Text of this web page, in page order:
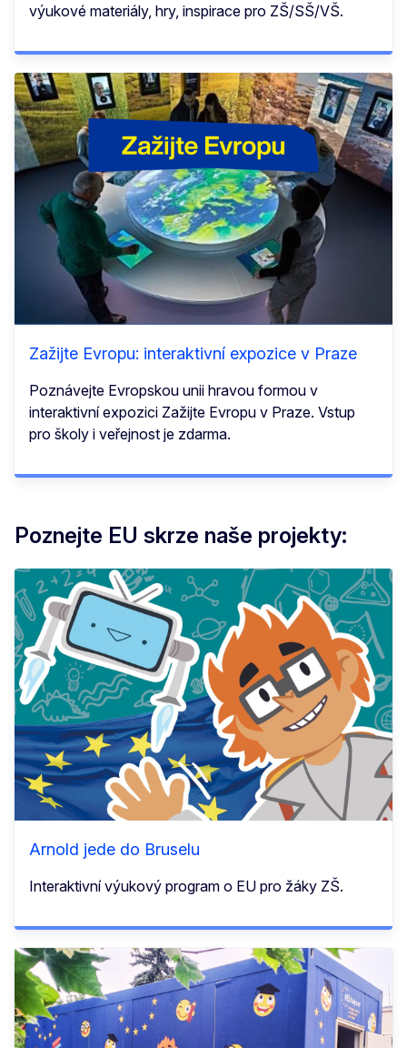
výukové materiály, hry, inspirace pro ZŠ/SŠ/VŠ.
Zažijte Evropu: interaktivní expozice v Praze
Poznávejte Evropskou unii hravou formou v
interaktivní expozici Zažijte Evropu v Praze. Vstup
pro školy i veřejnost je zdarma.
Poznejte EU skrze naše projekty:
Arnold jede do Bruselu
Interaktivní výukový program o EU pro žáky ZŠ.